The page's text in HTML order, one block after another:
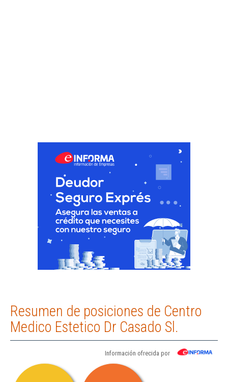
Resumen de posiciones de Centro
Medico Estetico Dr Casado Sl.
Información ofrecida por